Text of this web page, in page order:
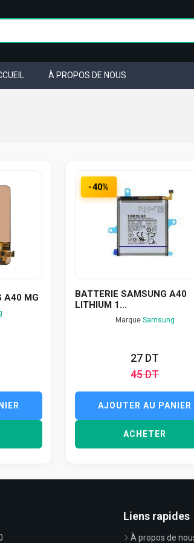
À PROPOS DE NOUS
A40 MG
-40%
BATTERIE SAMSUNG A40
LITHIUM 1...
Marque Samsung
27 DT
45 DT
AJOUTER AU PANIER
ACHETER
Liens rapides
À propos de